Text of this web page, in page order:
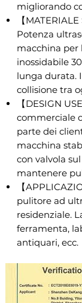
migliorando
【
Potenza
macchina per
inossidabile
lunga durata.
collisione tra
【DESIGN
commerciale
parte dei
macchina
con valvola
mantenere
【
pulitore ad
residenziale.
ferramenta,
antiquari, ecc.